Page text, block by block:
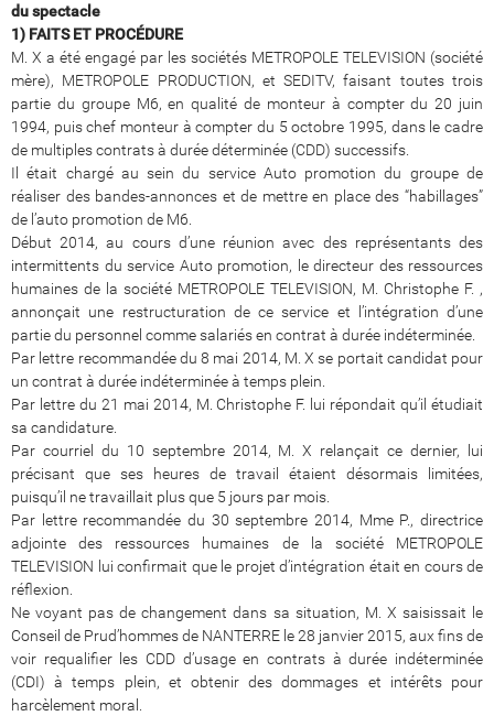
du spectacle
1) FAITS ET PROCÉDURE
M. X a été engagé par les sociétés METROPOLE TELEVISION (société
mère), METROPOLE PRODUCTION, et SEDITV, faisant toutes trois
partie du groupe M6, en qualité de monteur à compter du 20 juin
1994, puis chef monteur à compter du 5 octobre 1995, dans le cadre
de multiples contrats à durée déterminée (CDD) successifs.
Il était chargé au sein du service Auto promotion du groupe de
réaliser des bandes-annonces et de mettre en place des “habillages”
de l’auto promotion de M6.
Début 2014, au cours d’une réunion avec des représentants des
intermittents du service Auto promotion, le directeur des ressources
humaines de la société METROPOLE TELEVISION, M. Christophe F. ,
annonçait une restructuration de ce service et l’intégration d’une
partie du personnel comme salariés en contrat à durée indéterminée.
Par lettre recommandée du 8 mai 2014, M. X se portait candidat pour
un contrat à durée indéterminée à temps plein.
Par lettre du 21 mai 2014, M. Christophe F. lui répondait qu’il étudiait
sa candidature.
Par courriel du 10 septembre 2014, M. X relançait ce dernier, lui
précisant que ses heures de travail étaient désormais limitées,
puisqu’il ne travaillait plus que 5 jours par mois.
Par lettre recommandée du 30 septembre 2014, Mme P., directrice
adjointe des ressources humaines de la société METROPOLE
TELEVISION lui confirmait que le projet d’intégration était en cours de
réflexion.
Ne voyant pas de changement dans sa situation, M. X saisissait le
Conseil de Prud’hommes de NANTERRE le 28 janvier 2015, aux fins de
voir requalifier les CDD d’usage en contrats à durée indéterminée
(CDI) à temps plein, et obtenir des dommages et intérêts pour
harcèlement moral.